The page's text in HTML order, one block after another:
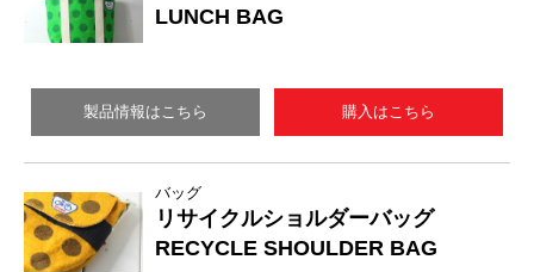
LUNCH BAG
製品情報はこちら 購入はこちら
バッグ
リサイクルショルダーバッグ
RECYCLE SHOULDER BAG